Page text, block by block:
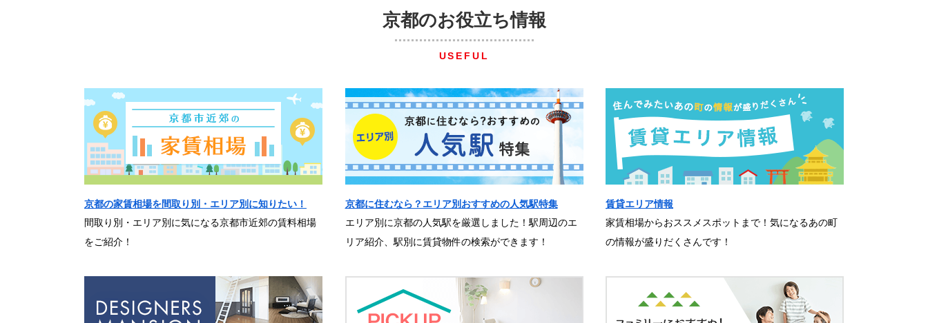
京都のお役立ち情報
USEFUL
京都の家賃相場を間取り別・エリア別に知りたい！
間取り別・エリア別に気になる京都市近郊の賃料相場
をご紹介！
京都に住むなら？エリア別おすすめの人気駅特集
エリア別に京都の人気駅を厳選しました！駅周辺のエ
リア紹介、駅別に賃貸物件の検索ができます！
賃貸エリア情報
家賃相場からおススメスポットまで！気になるあの町
の情報が盛りだくさんです！